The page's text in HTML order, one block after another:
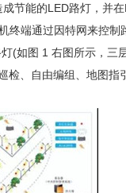
节能的LED路灯，并
终端通过因特网来控
(如图 1 右图所示，
检、自由编组、地图